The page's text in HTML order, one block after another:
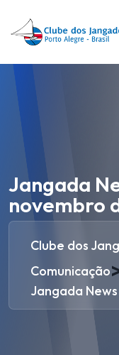
Jangada
novembro
Clube dos
Comunicação
Jangada